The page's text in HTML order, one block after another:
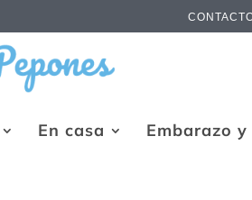
En casa Embarazo